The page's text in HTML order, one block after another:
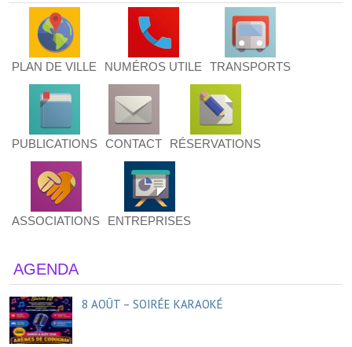
PLAN DE VILLE NUMÉROS UTILE TRANSPORTS
PUBLICATIONS CONTACT RÉSERVATIONS
ASSOCIATIONS ENTREPRISES
AGENDA
8 AOÛT – SOIRÉE KARAOKÉ